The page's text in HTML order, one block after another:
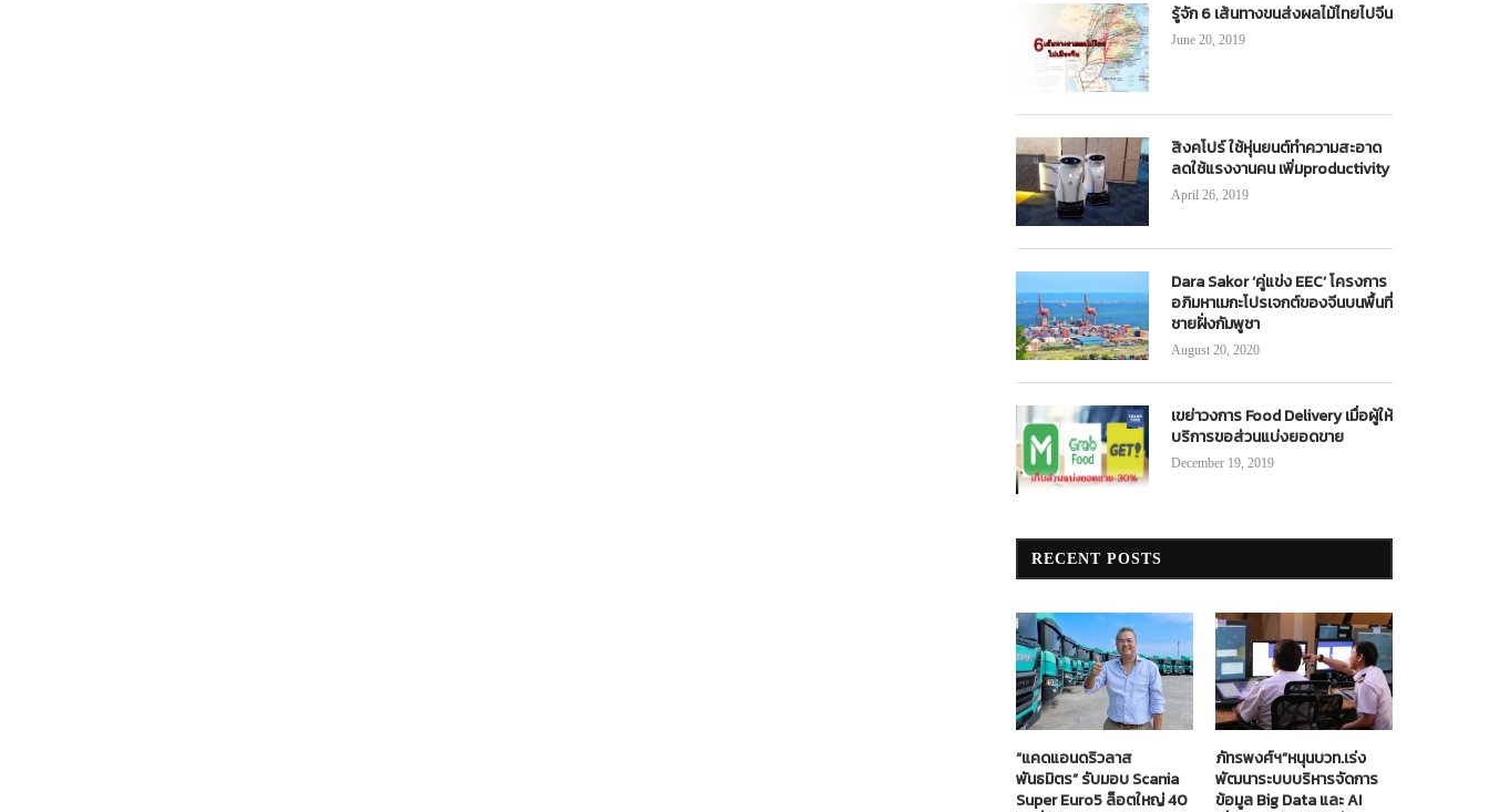
รู้จัก 6 เส้นทางขนส่งผลไม้ไทยไปจีน
June 20, 2019
สิงคโปร์ ใช้หุ่นยนต์ทำความสะอาด
ลดใช้แรงงานคน เพิ่มproductivity
April 26, 2019
Dara Sakor ‘คู่แข่ง EEC’ โครงการ
อภิมหาเมกะโปรเจกต์ของจีนบนพื้นที่
ชายฝั่งกัมพูชา
August 20, 2020
เขย่าวงการ Food Delivery เมื่อผู้ให้
บริการขอส่วนแบ่งยอดขาย
December 19, 2019
RECENT POSTS
“แคดแอนดริวลาส
พันธมิตร” รับมอบ Scania
Super Euro5 ล็อตใหญ่ 40
ภัทรพงศ์ฯ”หนุนบวท.เร่ง
พัฒนาระบบบริหารจัดการ
ข้อมูล Big Data และ AI